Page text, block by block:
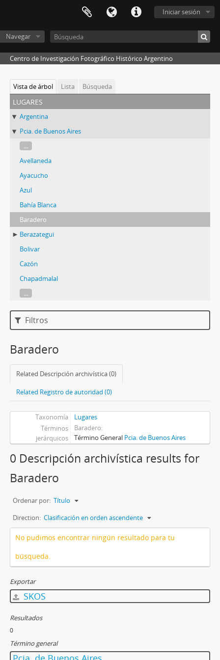
Iniciar sesión
Navegar
Centro de Investigación Fotográfico Histórico Argentino
Vista de árbol Lista Búsqueda
lugares
Argentina
Pcia. de Buenos Aires
...
Avellaneda
Ayacucho
Azul
Bahía Blanca
Baradero
Berazategui
Bolivar
Cazón
Chapadmalal
...
Filtros
Baradero
Related Descripción archivística (0)
Related Registro de autoridad (0)
Taxonomía
Lugares
Términos
jerárquicos
Baradero
Término General Pcia. de Buenos Aires
0 Descripción archivística results for
Baradero
Ordenar por: Título
Direction: Clasificación en orden ascendente
No pudimos encontrar ningún resultado para tu
búsqueda.
Exportar
SKOS
Resultados
0
Término general